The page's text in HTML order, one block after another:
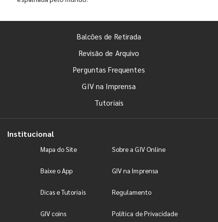
Balcões de Retirada
Revisão de Arquivo
Perguntas Frequentes
GIV na Imprensa
Tutoriais
Institucional
Mapa do Site Sobre a GIV Online
Baixe o App GIV na Imprensa
Dicas e Tutoriais Regulamento
GIV coins Política de Privacidade